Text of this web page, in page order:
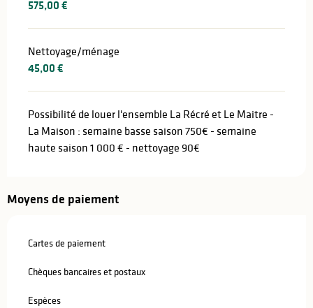
575,00 €
Nettoyage/ménage
45,00 €
Possibilité de louer l'ensemble La Récré et Le Maitre -
La Maison : semaine basse saison 750€ - semaine
haute saison 1 000 € - nettoyage 90€
Moyens de paiement
Cartes de paiement
Chèques bancaires et postaux
Espèces